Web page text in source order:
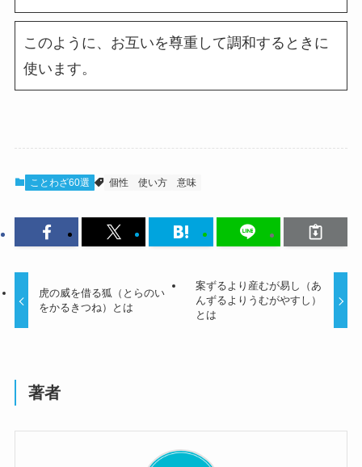
このように、お互いを尊重して調和するときに
使います。
ことわざ60選 個性 使い方 意味
虎の威を借る狐（とらのい
をかるきつね）とは
案ずるより産むが易し（あ
んずるよりうむがやすし）
とは
著者